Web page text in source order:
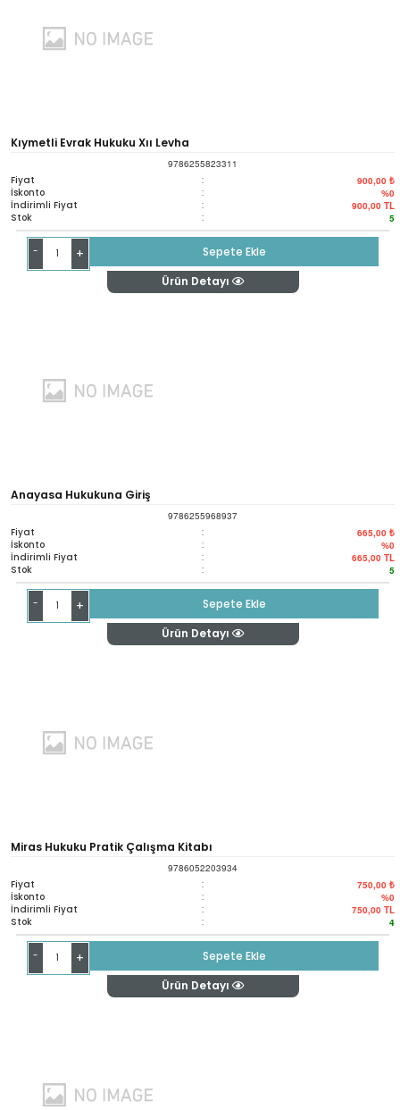
Kıymetli Evrak Hukuku Xıı Levha
9786255823311
Fiyat : 900,00 ₺
İskonto : %0
İndirimli Fiyat : 900,00 TL
Stok : 5
- +
Sepete Ekle
Ürün Detayı
Anayasa Hukukuna Giriş
9786255968937
Fiyat : 665,00 ₺
İskonto : %0
İndirimli Fiyat : 665,00 TL
Stok : 5
- +
Sepete Ekle
Ürün Detayı
Miras Hukuku Pratik Çalışma Kitabı
9786052203934
Fiyat : 750,00 ₺
İskonto : %0
İndirimli Fiyat : 750,00 TL
Stok : 4
- +
Sepete Ekle
Ürün Detayı